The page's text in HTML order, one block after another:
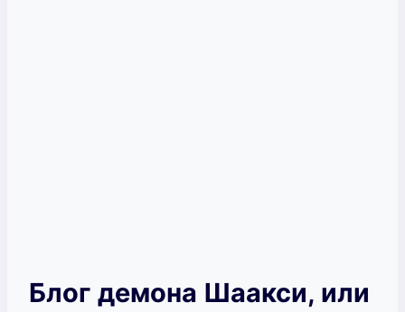
Блог демона Шаакси, или